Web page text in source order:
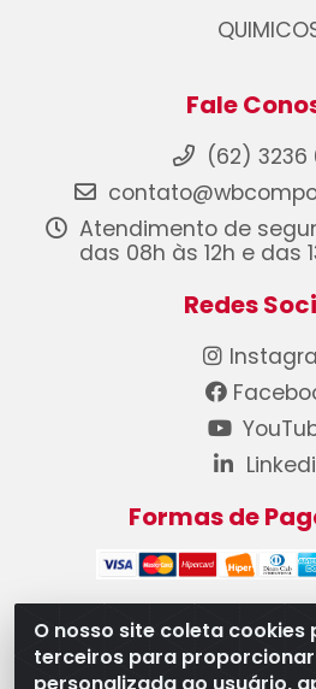
O nosso site coleta cookies
terceiros para
Fale
(62) 3236
Atendimento de
das 08h às 12h e das
Redes
Formas de
WB Componentes
08.528.393/0001-12 - Rua do